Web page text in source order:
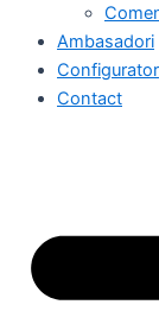
Ambasadori
Configurator
Contact